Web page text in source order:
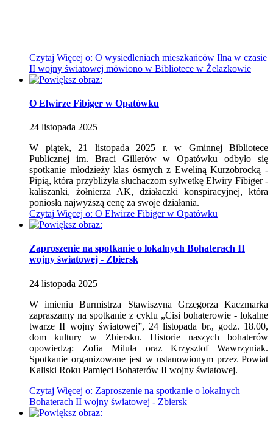
Czytaj Więcej o: O wysiedleniach mieszkańców Ilna w czasie
II wojny światowej mówiono w Bibliotece w Żelazkowie
O Elwirze Fibiger w Opatówku
24 listopada 2025
W piątek, 21 listopada 2025 r. w Gminnej Bibliotece
Publicznej im. Braci Gillerów w Opatówku odbyło się
spotkanie młodzieży klas ósmych z Eweliną Kurzobrocką -
Pipią, która przybliżyła słuchaczom sylwetkę Elwiry Fibiger -
kaliszanki, żołnierza AK, działaczki konspiracyjnej, która
poniosła najwyższą cenę za swoje działania.
Czytaj Więcej o: O Elwirze Fibiger w Opatówku
Zaproszenie na spotkanie o lokalnych Bohaterach II
wojny światowej - Zbiersk
24 listopada 2025
W imieniu Burmistrza Stawiszyna Grzegorza Kaczmarka
zapraszamy na spotkanie z cyklu „Cisi bohaterowie - lokalne
twarze II wojny światowej”, 24 listopada br., godz. 18.00,
dom kultury w Zbiersku. Historie naszych bohaterów
opowiedzą: Zofia Miluła oraz Krzysztof Wawrzyniak.
Spotkanie organizowane jest w ustanowionym przez Powiat
Kaliski Roku Pamięci Bohaterów II wojny światowej.
Czytaj Więcej o: Zaproszenie na spotkanie o lokalnych
Bohaterach II wojny światowej - Zbiersk